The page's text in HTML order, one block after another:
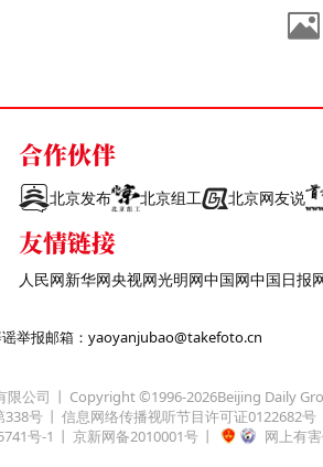
合作伙伴
北京发布 北京组工 北京网友说
友情链接
人民网新华网央视网光明网中国网中国日报
谣举报邮箱：yaoyanjubao@takefoto.cn
限公司 Copyright ©1996-2026Beijing Daily
338号 信息网络传播视听节目许可证0122682号
号-1 京新网备2010001号 网上有